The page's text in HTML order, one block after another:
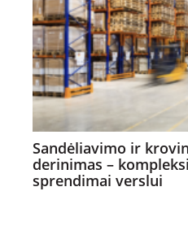
Sandėliavimo ir
derinimas –
sprendimai verslui